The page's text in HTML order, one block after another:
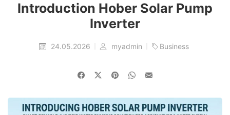
Introduction Hober Solar Pump
Inverter
24.05.2026 myadmin Business